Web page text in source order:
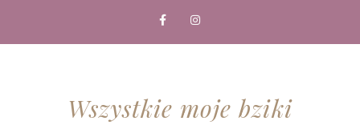
Wszystkie moje bziki